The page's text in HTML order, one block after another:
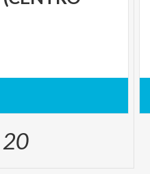
20